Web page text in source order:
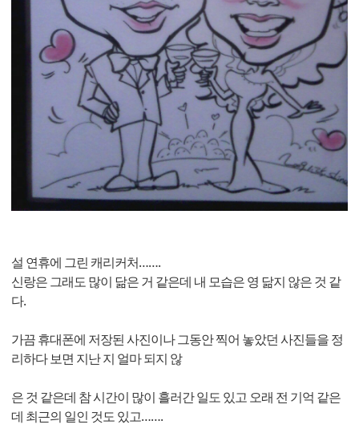
설 연휴에 그린 캐리커처…….
신랑은 그래도 많이 닮은 거 같은데 내 모습은 영 닮지 않은 것 같
다.
가끔 휴대폰에 저장된 사진이나 그동안 찍어 놓았던 사진들을 정
리하다 보면 지난 지 얼마 되지 않
은 것 같은데 참 시간이 많이 흘러간 일도 있고 오래 전 기억 같은
데 최근의 일인 것도 있고…….